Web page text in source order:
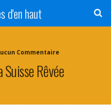
d'en haut
Commentaire
Rêvée